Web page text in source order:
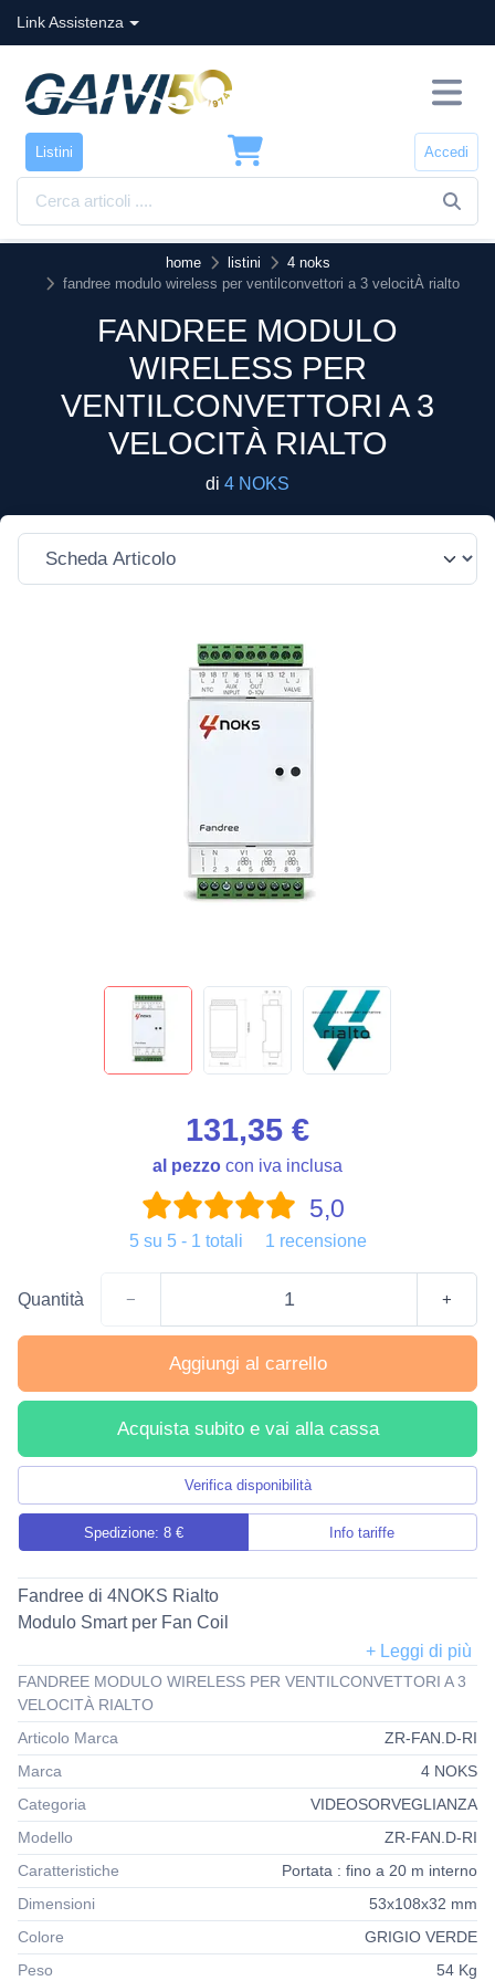
Link Assistenza
Listini Accedi
home listini
4 noks
fandree modulo wireless per ventilconvettori a 3 velocitÀ rialto
FANDREE MODULO
WIRELESS PER
VENTILCONVETTORI A 3
VELOCITÀ RIALTO
di 4 NOKS
131,35 €
al pezzo con iva inclusa
5,0
5su 5- 1 totali 1 recensione
Quantità − +
Aggiungi al carrello
Acquista subito e vai alla cassa
Verifica disponibilità
Spedizione: 8 € Info tariffe
Fandree di 4NOKS Rialto
Modulo Smart per Fan Coil
Attuatore della linea Rialto Active per la gestione di
ventilconvettori.
Associato ad un Smart Thermostat Rialto, permette di
aggiungere il controllo smart a Fan Coil con ventilazione
regolata con comando a tre velocità o segnale 0-10 V.
Aiuta a ridurre i consumi per la termoregolazione senza
sostituire i sistemi già installati.
Sonda NTC non inclusa.
CARATTERISTICHE PRINCIPALI
– Controllo remoto e locale via App*;
– Compatibile con Fan Coil a tre velocità o ad ingresso 0-
FANDREE MODULO WIRELESS PER VENTILCONVETTORI A 3
VELOCITÀ RIALTO
Articolo Marca
ZR-FAN.D-RI
Marca
4 NOKS
Categoria
VIDEOSORVEGLIANZA
Modello
ZR-FAN.D-RI
Caratteristiche
Portata : fino a 20 m interno
Dimensioni
53x108x32 mm
Colore
GRIGIO VERDE
Peso
54 Kg